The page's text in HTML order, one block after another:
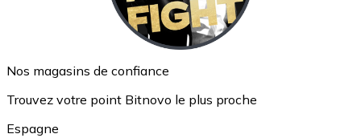
Nos magasins de confiance
Trouvez votre point Bitnovo le plus proche
Espagne